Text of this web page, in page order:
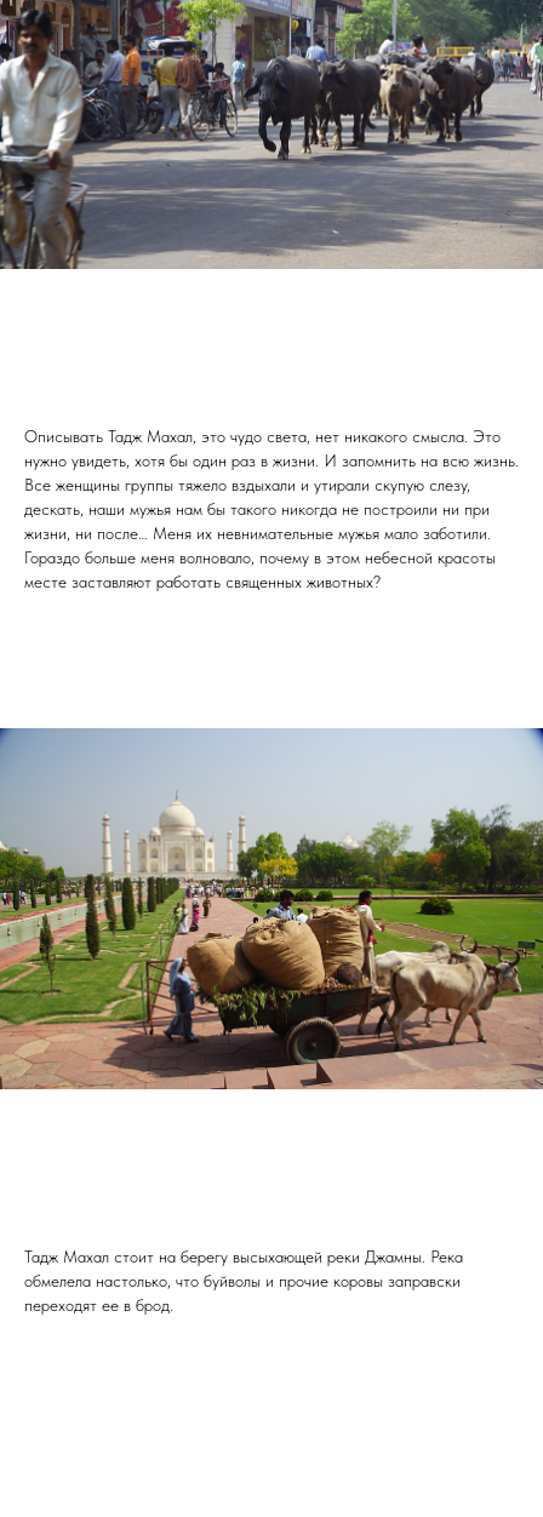
Описывать Тадж Махал, это чудо света, нет никакого смысла. Это
нужно увидеть, хотя бы один раз в жизни. И запомнить на всю жизнь.
Все женщины группы тяжело вздыхали и утирали скупую слезу,
дескать, наши мужья нам бы такого никогда не построили ни при
жизни, ни после… Меня их невнимательные мужья мало заботили.
Гораздо больше меня волновало, почему в этом небесной красоты
месте заставляют работать священных животных?
Тадж Махал стоит на берегу высыхающей реки Джамны. Река
обмелела настолько, что буйволы и прочие коровы заправски
переходят ее в брод.